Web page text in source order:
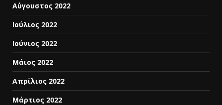
Αύγουστος 2022
Ιούλιος 2022
Ιούνιος 2022
Μάιος 2022
Απρίλιος 2022
Μάρτιος 2022